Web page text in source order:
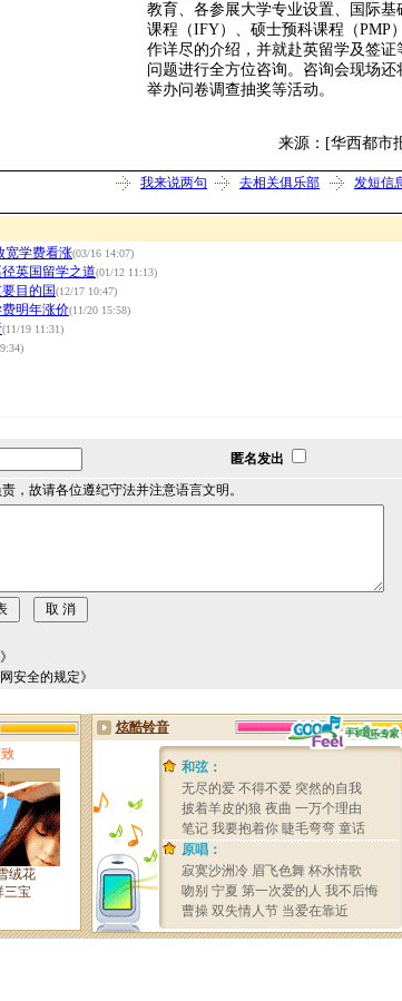
教育、各参展大学专业设置、国际基
课程（IFY）、硕士预科课程（PMP）
作详尽的介绍，并就赴英留学及签证
问题进行全方位咨询。咨询会现场还
举办问卷调查抽奖等活动。
来源：[华西都市
我来说两句 去相关俱乐部 发短信
宽学费看涨(03/16 14:07)
英国留学之道(01/12 11:13)
目的国(12/17 10:47)
明年涨价(11/20 15:58)
(11/19 11:31)
匿名发出
，故请各位遵纪守法并注意语言文明。
安全的规定》